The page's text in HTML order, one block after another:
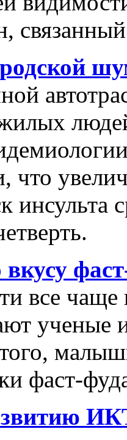
что
инсульта
вкусу
все
ученые
фаст-